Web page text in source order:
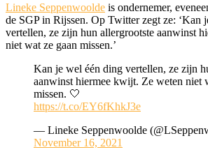
Lineke Seppenwoolde is ondernemer,
de SGP in Rijssen. Op Twitter zegt ze: ‘Kan
vertellen, ze zijn hun allergrootste aanwinst
niet wat ze gaan missen.’
Kan je wel één ding vertellen, ze zijn
aanwinst hiermee kwijt. Ze weten niet
missen. 🤍
https://t.co/EY6fKhkJ3e
— Lineke Seppenwoolde
November 16, 2021